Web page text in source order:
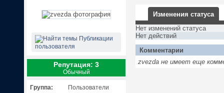
Публикации
пользователя
Репутация: 3
Обычный
Группа:
Пользователи
Изменения статуса
Нет изменений статуса
Нет действий
Комментарии
zvezda не имеет еще